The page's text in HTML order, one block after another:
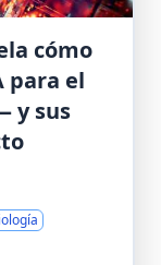
cómo
para el
y sus